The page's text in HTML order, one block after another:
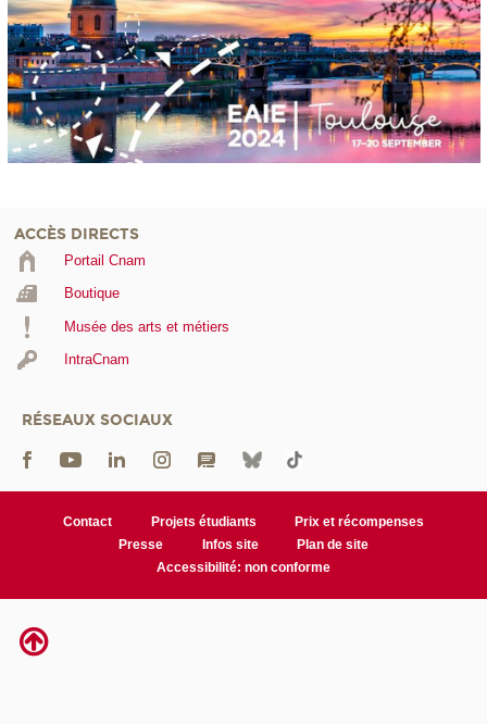
ACCÈS DIRECTS
Portail Cnam
Boutique
Musée des arts et métiers
IntraCnam
RÉSEAUX SOCIAUX
Contact Projets étudiants
Prix et récompenses
Presse
Infos site
Plan de site
Accessibilité: non conforme